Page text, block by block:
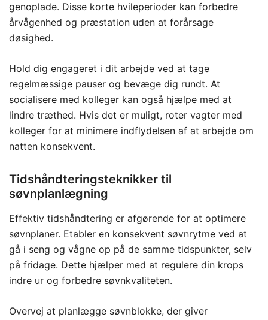
genoplade. Disse korte hvileperioder kan forbedre
årvågenhed og præstation uden at forårsage
døsighed.
Hold dig engageret i dit arbejde ved at tage
regelmæssige pauser og bevæge dig rundt. At
socialisere med kolleger kan også hjælpe med at
lindre træthed. Hvis det er muligt, roter vagter med
kolleger for at minimere indflydelsen af at arbejde om
natten konsekvent.
Tidshåndteringsteknikker til
søvnplanlægning
Effektiv tidshåndtering er afgørende for at optimere
søvnplaner. Etabler en konsekvent søvnrytme ved at
gå i seng og vågne op på de samme tidspunkter, selv
på fridage. Dette hjælper med at regulere din krops
indre ur og forbedre søvnkvaliteten.
Overvej at planlægge søvnblokke, der giver